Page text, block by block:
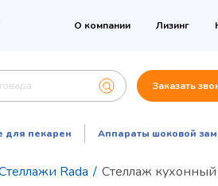
О компании Лизинг
Заказать
для пекарен Аппараты шоковой
Rada / Стеллаж